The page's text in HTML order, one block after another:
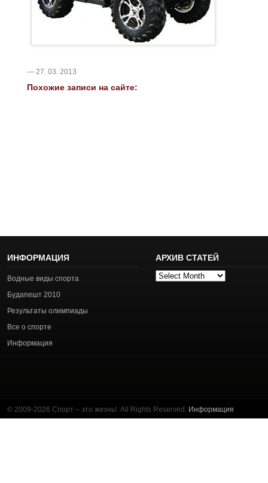
— 27. 03. 2013
Похожие записи на сайте:
ИНФОРМАЦИЯ
Водные виды спорта
Будапешт 2010
Результаты олимпиады
Все о спорте
Информация
АРХИВ СТАТЕЙ
Архив
© 2009-2026 Спорт – это жизнь!. All Rights Reserved. Информация